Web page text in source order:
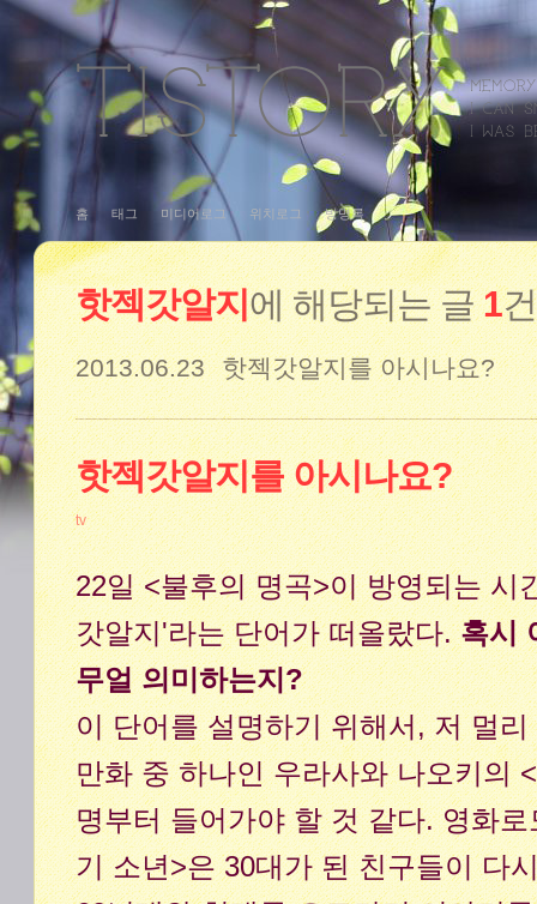
홈 태그 미디어로그 위치로그 방명록
핫젝갓알지에 해당되는 글1건
2013.06.23 핫젝갓알지를 아시나요?
핫젝갓알지를 아시나요?
tv
22일 <불후의 명곡>이 방영되는 시
갓알지'라는 단어가 떠올랐다.혹시
무얼 의미하는지?
이 단어를 설명하기 위해서, 저 멀
만화 중 하나인 우라사와 나오키의
명부터 들어가야 할 것 같다. 영화
기 소년>은 30대가 된 친구들이 다